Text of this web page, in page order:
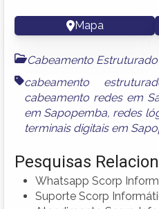
Mapa
Cabeamento
cabeamento
cabeamento redes em
em Sapopemba, redes
terminais digitais em
Pesquisas
Whatsapp Scorp
Suporte Scorp